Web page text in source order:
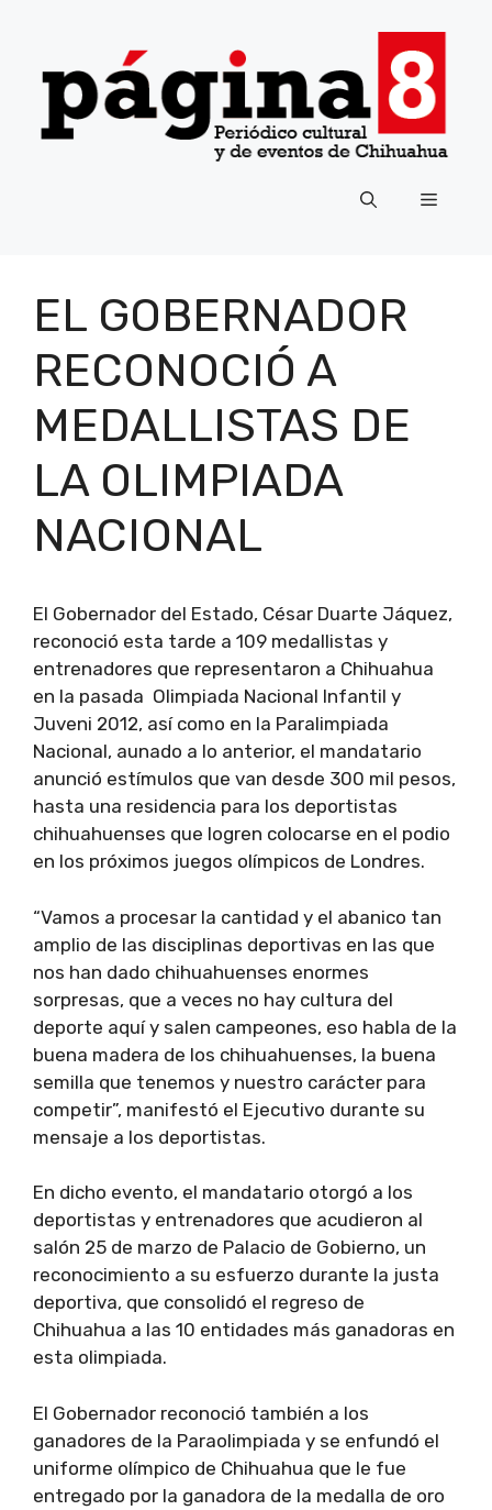
contenido
Menú
EL GOBERNADOR
RECONOCIÓ A
MEDALLISTAS DE
LA OLIMPIADA
NACIONAL
El Gobernador del Estado, César Duarte Jáquez,
reconoció esta tarde a 109 medallistas y
entrenadores que representaron a Chihuahua
en la pasada Olimpiada Nacional Infantil y
Juveni 2012, así como en la Paralimpiada
Nacional, aunado a lo anterior, el mandatario
anunció estímulos que van desde 300 mil pesos,
hasta una residencia para los deportistas
chihuahuenses que logren colocarse en el podio
en los próximos juegos olímpicos de Londres.
“Vamos a procesar la cantidad y el abanico tan
amplio de las disciplinas deportivas en las que
nos han dado chihuahuenses enormes
sorpresas, que a veces no hay cultura del
deporte aquí y salen campeones, eso habla de la
buena madera de los chihuahuenses, la buena
semilla que tenemos y nuestro carácter para
competir”, manifestó el Ejecutivo durante su
mensaje a los deportistas.
En dicho evento, el mandatario otorgó a los
deportistas y entrenadores que acudieron al
salón 25 de marzo de Palacio de Gobierno, un
reconocimiento a su esfuerzo durante la justa
deportiva, que consolidó el regreso de
Chihuahua a las 10 entidades más ganadoras en
esta olimpiada.
El Gobernador reconoció también a los
ganadores de la Paraolimpiada y se enfundó el
uniforme olímpico de Chihuahua que le fue
entregado por la ganadora de la medalla de oro